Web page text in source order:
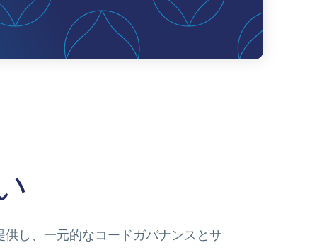
し、 一元的なコードガバナンスとサ